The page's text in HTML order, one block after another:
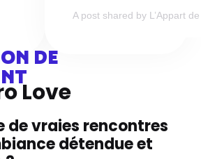
A post shared by L’Appart
DE
Love
de vraies rencontres
détendue et